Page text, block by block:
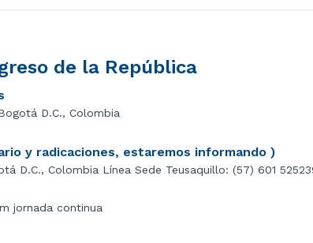
de la República
D.C., Colombia
y radicaciones, estaremos informando )
D.C., Colombia Línea Sede Teusaquillo: (57) 601
jornada continua